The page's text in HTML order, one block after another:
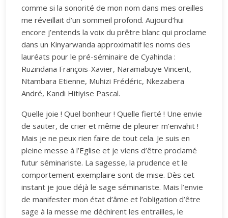
comme si la sonorité de mon nom dans mes oreilles
me réveillait d’un sommeil profond. Aujourd’hui
encore j’entends la voix du prêtre blanc qui proclame
dans un Kinyarwanda approximatif les noms des
lauréats pour le pré-séminaire de Cyahinda :
Ruzindana François-Xavier, Naramabuye Vincent,
Ntambara Etienne, Muhizi Frédéric, Nkezabera
André, Kandi Hitiyise Pascal.
Quelle joie ! Quel bonheur ! Quelle fierté ! Une envie
de sauter, de crier et même de pleurer m’envahit !
Mais je ne peux rien faire de tout cela. Je suis en
pleine messe à l’Eglise et je viens d’être proclamé
futur séminariste. La sagesse, la prudence et le
comportement exemplaire sont de mise. Dès cet
instant je joue déjà le sage séminariste. Mais l’envie
de manifester mon état d’âme et l’obligation d’être
sage à la messe me déchirent les entrailles, le